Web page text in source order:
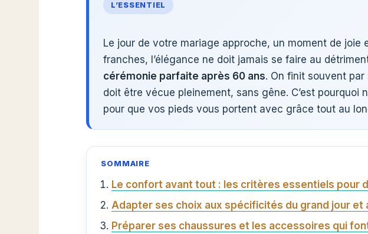
L’ESSENTIEL
Le jour de votre mariage approche, un moment de
franches, l’élégance ne doit jamais se faire au
cérémonie parfaite après 60 ans. On finit souvent
doit être vécue pleinement, sans gêne. C’est pourquoi
pour que vos pieds vous portent avec grâce tout au
SOMMAIRE
Le confort avant tout : les critères essentiels pour
Adapter ses choix aux spécificités du grand jour et
Préparer ses chaussures et les accessoires qui